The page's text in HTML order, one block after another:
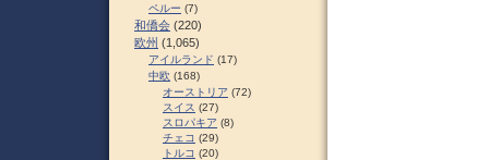
ペルー (7)
和僑会 (220)
欧州 (1,065)
アイルランド (17)
中欧 (168)
オーストリア (72)
スイス (27)
スロパキア (8)
チェコ (29)
トルコ (20)